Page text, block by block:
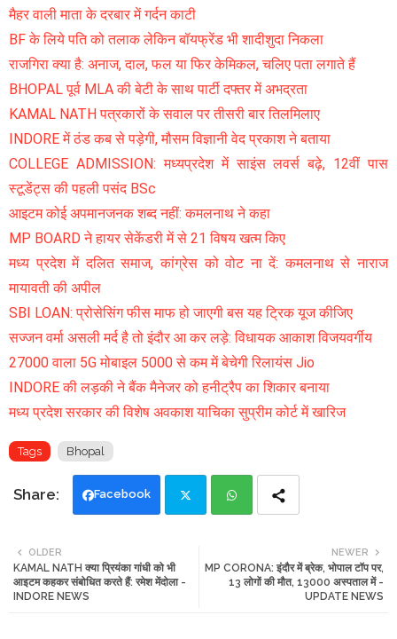
मैहर वाली माता के दरबार में गर्दन काटी
BF के लिये पति को तलाक लेकिन बॉयफ्रेंड भी शादीशुदा निकला
राजगिरा क्या है: अनाज, दाल, फल या फिर केमिकल, चलिए पता लगाते हैं
BHOPAL पूर्व MLA की बेटी के साथ पार्टी दफ्तर में अभद्रता
KAMAL NATH पत्रकारों के सवाल पर तीसरी बार तिलमिलाए
INDORE में ठंड कब से पड़ेगी, मौसम विज्ञानी वेद प्रकाश ने बताया
COLLEGE ADMISSION: मध्यप्रदेश में साइंस लवर्स बढ़े, 12वीं पास
स्टूडेंट्स की पहली पसंद BSc
आइटम कोई अपमानजनक शब्द नहीं: कमलनाथ ने कहा
MP BOARD ने हायर सेकेंडरी में से 21 विषय खत्म किए
मध्य प्रदेश में दलित समाज, कांग्रेस को वोट ना दें: कमलनाथ से नाराज
मायावती की अपील
SBI LOAN: प्रोसेसिंग फीस माफ हो जाएगी बस यह ट्रिक यूज कीजिए
सज्जन वर्मा असली मर्द है तो इंदौर आ कर लड़े: विधायक आकाश विजयवर्गीय
27000 वाला 5G मोबाइल 5000 से कम में बेचेगी रिलायंस Jio
INDORE की लड़की ने बैंक मैनेजर को हनीट्रैप का शिकार बनाया
मध्य प्रदेश सरकार की विशेष अवकाश याचिका सुप्रीम कोर्ट में खारिज
Tags Bhopal
Facebook
ats
NEWER
MP CORONA: इंदौर में ब्रेक, भोपाल टॉप पर,
13 लोगों की मौत, 13000 अस्पताल में -
UPDATE NEWS
OLDER
KAMAL NATH क्या प्रियंका गांधी को भी
आइटम कहकर संबोधित करते हैं: रमेश मेंदोला -
INDORE NEWS